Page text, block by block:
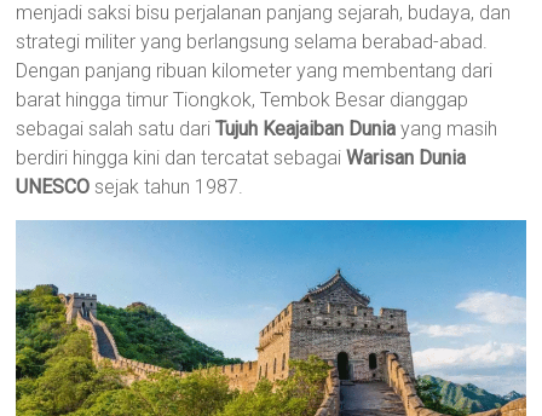
menjadi saksi bisu perjalanan panjang sejarah, budaya, dan
strategi militer yang berlangsung selama berabad-abad.
Dengan panjang ribuan kilometer yang membentang dari
barat hingga timur Tiongkok, Tembok Besar dianggap
sebagai salah satu dariTujuh Keajaiban Dunia yang masih
berdiri hingga kini dan tercatat sebagaiWarisan Dunia
UNESCO sejak tahun 1987.